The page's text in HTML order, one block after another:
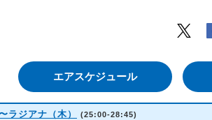
エアスケジュール
ラジアナ（木） (25:00-28:45)